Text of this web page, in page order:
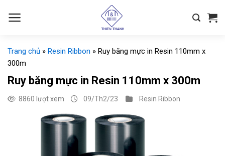
đến
Trang chủ » Resin Ribbon » Ruy băng mực in Resin 110mm x
300m
Ruy băng mực in Resin 110mm x 300m
8860 lượt xem 09/Th2/23 Resin Ribbon